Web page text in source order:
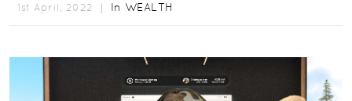
1st April, 2022 ｜ In WEALTH